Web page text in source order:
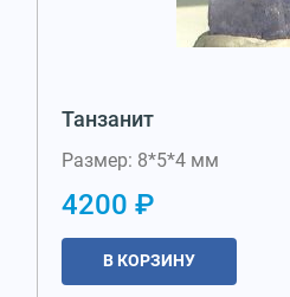
Танзанит
Размер: 8*5*4 мм
4200 ₽
В КОРЗИНУ